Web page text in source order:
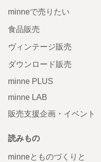
minneで売りたい
食品販売
ヴィンテージ販売
ダウンロード販売
minne PLUS
minne LAB
販売支援企画・イベント
読みもの
minneとものづくりと